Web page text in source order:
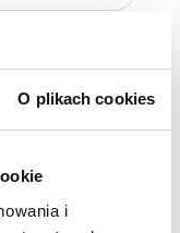
O plikach cookies
i